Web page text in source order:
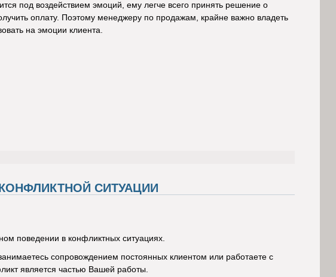
под воздействием эмоций, ему легче всего принять решение о
оплату. Поэтому менеджеру по продажам, крайне важно владеть
на эмоции клиента.
СИТУАЦИИ
поведении в конфликтных ситуациях.
сопровождением постоянных клиентом или работаете с
является частью Вашей работы.